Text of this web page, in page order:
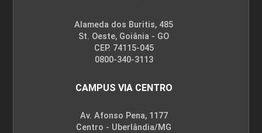
Alameda dos Buritis, 485
St. Oeste, Goiânia - GO
CEP. 74115-045
0800-340-3113
CAMPUS VIA CENTRO
Av. Afonso Pena, 1177
Centro - Uberlândia/MG